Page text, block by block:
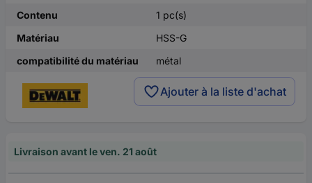
Contenu
1 pc(s)
Matériau
HSS-G
compatibilité du matériau
métal
Ajouter à la liste d'achat
Livraison avant le ven. 21 août